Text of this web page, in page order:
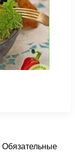
Обязательные